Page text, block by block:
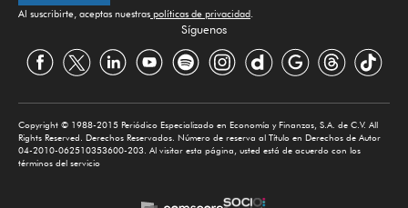
Al suscribirte, aceptas nuestras políticas de privacidad.
Síguenos
Copyright © 1988-2015 Periódico Especializado en Economía y Finanzas, S.A. de C.V. All
Rights Reserved. Derechos Reservados. Número de reserva al Título en Derechos de Autor
04-2010-062510353600-203. Al visitar esta página, usted está de acuerdo con los
términos del servicio